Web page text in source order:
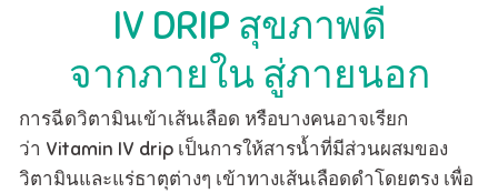
IV DRIP สุขภาพดี
จากภายใน สู่ภายนอก
การฉีดวิตามินเข้าเส้นเลือด หรือบางคนอาจเรียก
ว่า Vitamin IV drip เป็นการให้สารน้ำที่มีส่วนผสมของ
วิตามินและแร่ธาตุต่างๆ เข้าทางเส้นเลือดดำโดยตรง เพื่อ